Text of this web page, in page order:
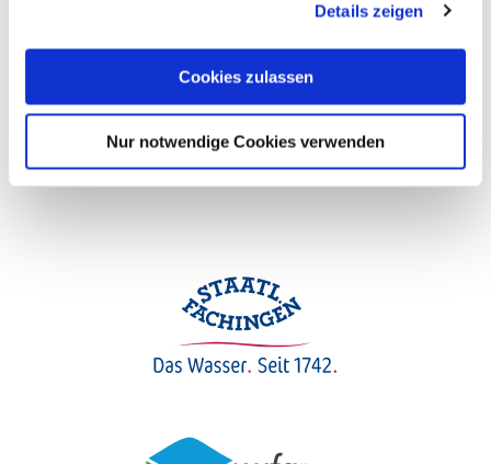
Cookies, wenn Sie unsere Webseite weiterhin nutzen.
Details zeigen
Cookies zulassen
Nur notwendige Cookies verwenden